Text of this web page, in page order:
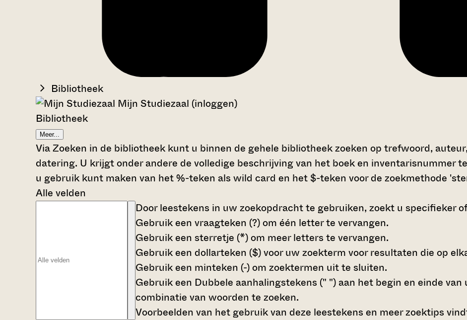
Bibliotheek
Mijn Studiezaal (inloggen)
Bibliotheek
Meer...
Via Zoeken in de bibliotheek kunt u binnen de gehele bibliotheek zoeken op trefwoord,
datering. U krijgt onder andere de volledige beschrijving van het boek en inventarisnummer
u gebruik kunt maken van het %-teken als wild card en het $-teken voor de zoekmethode
Alle velden
Door leestekens in uw zoekopdracht te gebruiken, zoekt u specifieker
Gebruik een vraagteken (?) om één letter te vervangen.
Gebruik een sterretje (*) om meer letters te vervangen.
Gebruik een dollarteken ($)voor uw zoekterm voor resultaten die op
Gebruik een minteken (-) om zoektermen uit te sluiten.
Gebruik een Dubbele aanhalingstekens (" ") aan het begin en einde
combinatie van woorden te zoeken.
Voorbeelden van het gebruik van deze leestekens en meer zoektips